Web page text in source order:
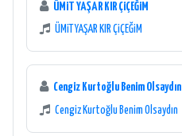
ÜMiT YAŞAR KIR ÇiÇEĞiM
ÜMiT YAŞAR KIR ÇiÇEĞiM
Cengiz Kurtoğlu Benim Olsaydın
Cengiz Kurtoğlu Benim Olsaydın